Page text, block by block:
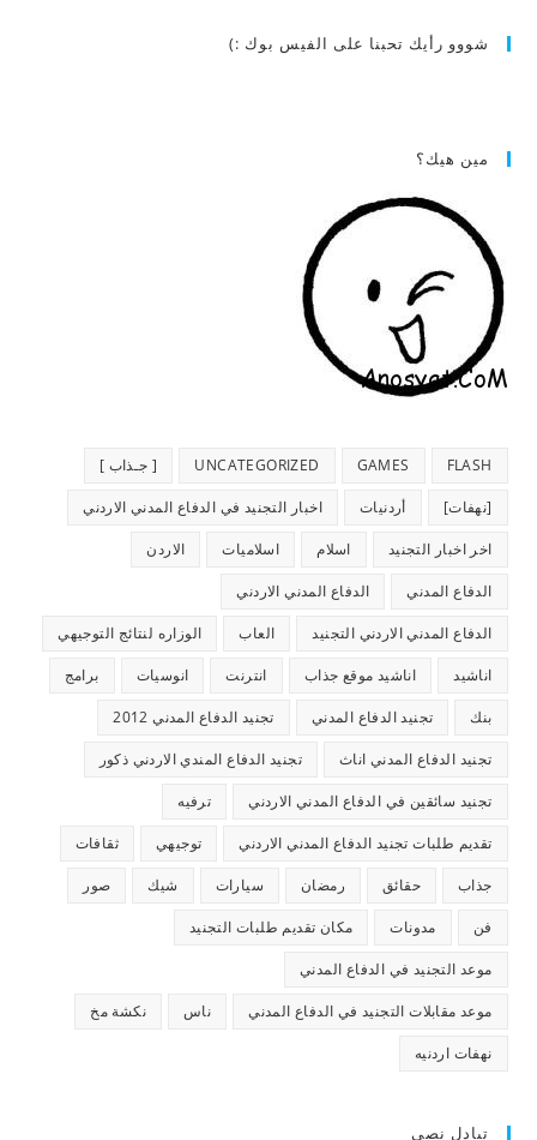
شووو رأيك تحبنا على الفيس بوك :)
مين هيك؟
FLASH
GAMES
UNCATEGORIZED [ جـذاب ]
[نهفات] أردنيات اخبار التجنيد في الدفاع المدني الاردني
اخر اخبار التجنيد اسلام اسلاميات الاردن
الدفاع المدني الدفاع المدني الاردني
الدفاع المدني الاردني التجنيد العاب الوزاره لنتائج التوجيهي
اناشيد اناشيد موقع جذاب انترنت انوسيات برامج
بنك تجنيد الدفاع المدني تجنيد الدفاع المدني 2012
تجنيد الدفاع المدني اناث تجنيد الدفاع المندي الاردني ذكور
تجنيد سائقين في الدفاع المدني الاردني ترفيه
تقديم طلبات تجنيد الدفاع المدني الاردني توجيهي ثقافات
جذاب حقائق رمضان سيارات شيك صور
فن مدونات مكان تقديم طلبات التجنيد
موعد التجنيد في الدفاع المدني
موعد مقابلات التجنيد في الدفاع المدني ناس نكشة مخ
نهفات اردنيه
تبادل نصي